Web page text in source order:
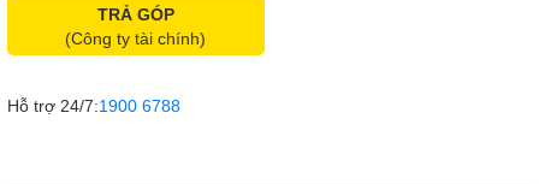
TRẢ GÓP
(Công ty tài chính)
Hỗ trợ 24/7:1900 6788